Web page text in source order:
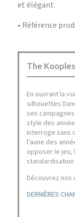
et élégant.
• Référence
The
En ouvrant la
silhouettes
ses
style des
interroge sans
l’aune des
opposer le jeu,
Découvrez nos
DERNIÈRES